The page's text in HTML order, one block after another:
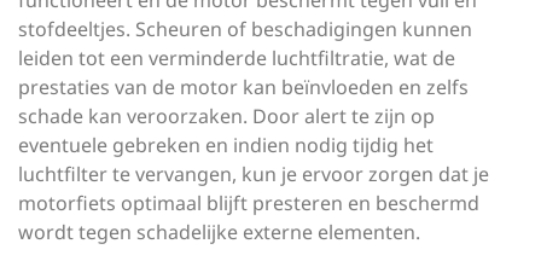
stofdeeltjes. Scheuren of beschadigingen kunnen
leiden tot een verminderde luchtfiltratie, wat de
prestaties van de motor kan beïnvloeden en zelfs
schade kan veroorzaken. Door alert te zijn op
eventuele gebreken en indien nodig tijdig het
luchtfilter te vervangen, kun je ervoor zorgen dat je
motorfiets optimaal blijft presteren en beschermd
wordt tegen schadelijke externe elementen.